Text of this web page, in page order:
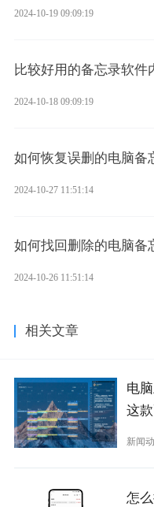
2024-10-19 09:09:19
比较好用的备忘录软件
2024-10-18 09:09:19
如何恢复误删的电脑备
2024-10-27 11:51:14
如何找回删除的电脑备
2024-10-26 11:51:14
相关文章
电
这
新闻
怎